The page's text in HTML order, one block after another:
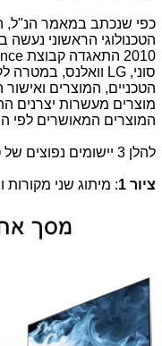
כפי שנכתב במאמר הנ"ל,
הטכנולוגי הראשוני
2010 התאגדה קבוצת
סוני, LG וואלנס, במטרה
הטכניים, המוצרים
מוצרים מעשרות יצרנים
המוצרים המאושרים לפי
להלן 3 יישומים נפוצים של טכנולוגיית
ציור 1 : מיתוג שני מקורות